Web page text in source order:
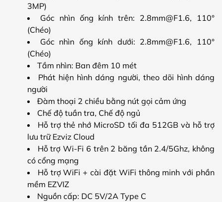
3MP)
Góc nhìn ống kính trên: 2.8mm@F1.6, 110°
(Chéo)
Góc nhìn ống kính dưới: 2.8mm@F1.6, 110°
(Chéo)
Tầm nhìn: Ban đêm 10 mét
Phát hiện hình dáng người, theo dõi hình dáng
người
Đàm thoại 2 chiều bằng nút gọi cảm ứng
Chế độ tuần tra, Chế độ ngủ
Hỗ trợ thẻ nhớ MicroSD tối đa 512GB và hỗ trợ
lưu trữ Ezviz Cloud
Hỗ trợ Wi-Fi 6 trên 2 băng tần 2.4/5Ghz, không
có cổng mạng
Hỗ trợ WiFi + cài đặt WiFi thông minh với phần
mềm EZVIZ
Nguồn cấp: DC 5V/2A Type C